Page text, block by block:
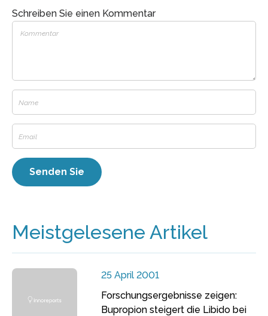
Schreiben Sie einen Kommentar
Meistgelesene Artikel
25 April 2001
Forschungsergebnisse zeigen:
Bupropion steigert die Libido bei